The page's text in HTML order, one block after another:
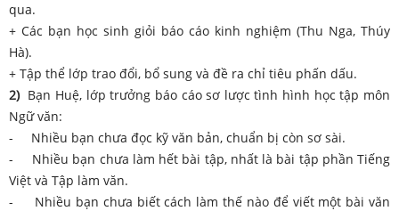
qua.
+ Các bạn học sinh giỏi báo cáo kinh nghiệm (Thu Nga, Thúy
Hà).
+ Tập thể lớp trao đổi, bổ sung và đề ra chỉ tiêu phấn dấu.
2) Bạn Huệ, lớp trưởng báo cáo sơ lược tình hình học tập môn
Ngữ văn:
- Nhiều bạn chưa đọc kỹ văn bản, chuẩn bị còn sơ sài.
- Nhiều bạn chưa làm hết bài tập, nhất là bài tập phần Tiếng
Việt và Tập làm văn.
- Nhiều bạn chưa biết cách làm thế nào để viết một bài văn